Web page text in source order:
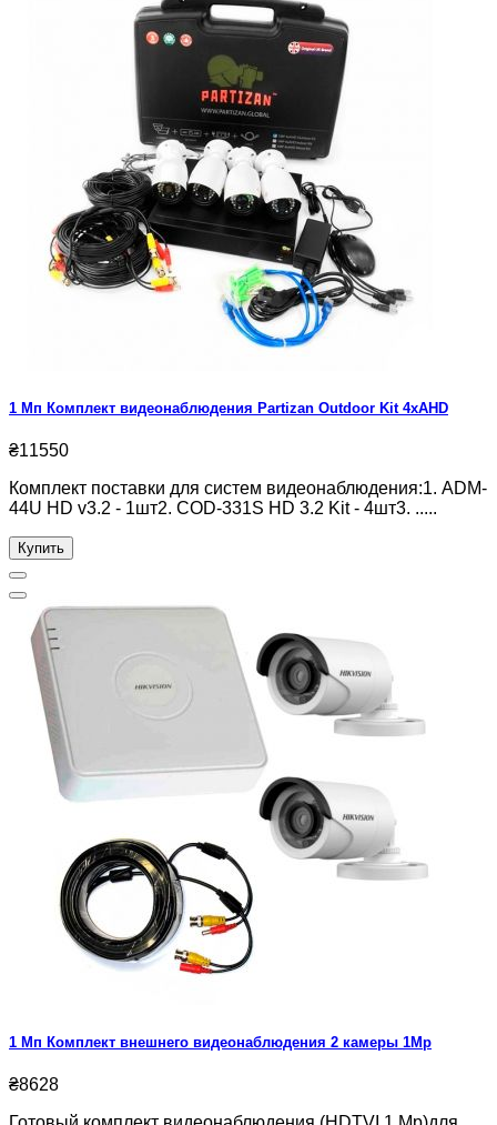
1 Мп Комплект видеонаблюдения Partizan Outdoor Kit 4xAHD
₴11550
Комплект поставки для систем видеонаблюдения:1. ADM-
44U HD v3.2 - 1шт2. COD-331S HD 3.2 Kit - 4шт3. .....
Купить
1 Мп Комплект внешнего видеонаблюдения 2 камеры 1Mp
₴8628